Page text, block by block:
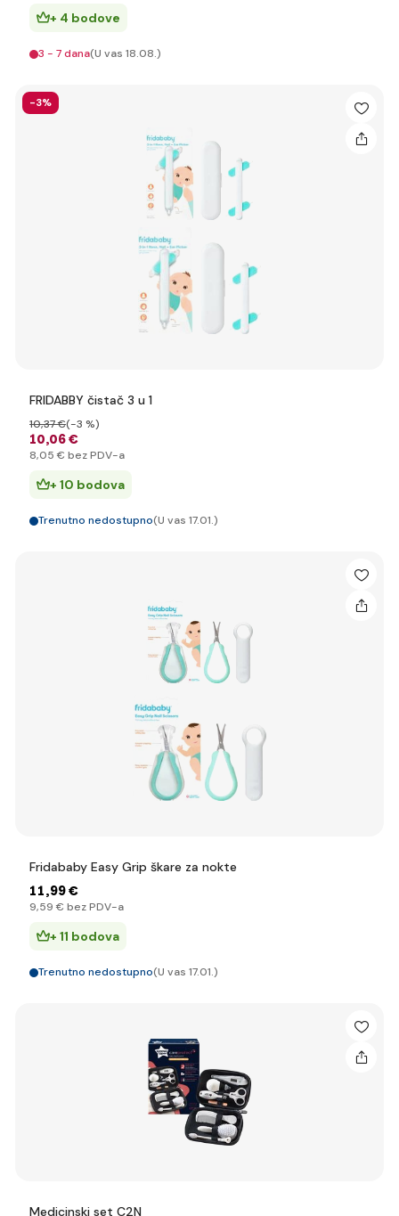
+ 4 bodove
3 - 7 dana(U vas 18.08.)
-3%
FRIDABBY čistač 3 u 1
10,06 €
10,37 €(-3 %)
8,05 € bez PDV-a
+ 10 bodova
Trenutno nedostupno(U vas 17.01.)
Fridababy Easy Grip škare za nokte
11,99 €
9,59 € bez PDV-a
+ 11 bodova
Trenutno nedostupno(U vas 17.01.)
Medicinski set C2N